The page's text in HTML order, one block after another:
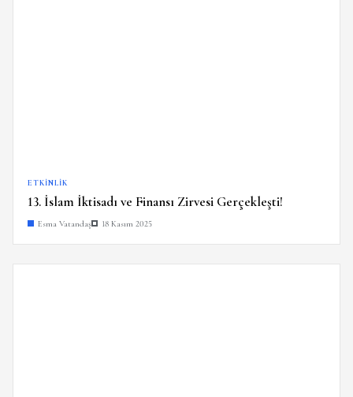
ETKINLIK
13. İslam İktisadı ve Finansı Zirvesi Gerçekleşti!
Esma Vatandaş 18 Kasım 2025